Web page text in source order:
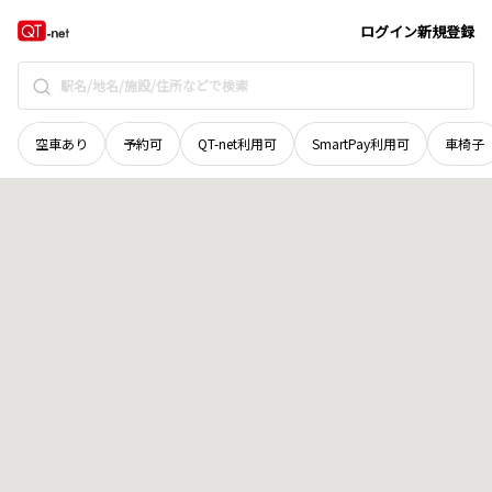
ログイン新規登録
空車あり 予約可 QT-net利用可 SmartPay利用可 車椅子
奈良県